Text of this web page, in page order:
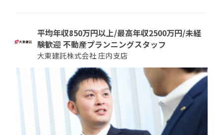
平均年収850万円以上/最高年収2500万円/未経
験歓迎 不動産プランニングスタッフ
大東建託株式会社 庄内支店